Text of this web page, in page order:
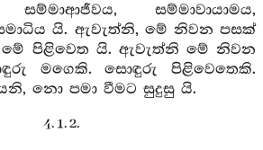
සම්මාආජීවය, සම්මාවායාමය,
යි. ඇවැත්නි, මේ නිවන පසක්
පිළිවෙත යි. ඇවැත්නි මේ නිවන
මගෙකි. සොඳුරු පිළිවෙතෙකි.
නො පමා වීමට සුදුසු යි.
4. 1. 2.